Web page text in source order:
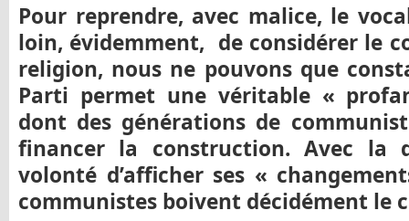
Pour reprendre, avec malice, le
loin, évidemment, de considérer le
religion, nous ne pouvons que
Parti permet une véritable «
dont des générations de
financer la construction. Avec la
volonté d’afficher ses «
communistes boivent décidément le